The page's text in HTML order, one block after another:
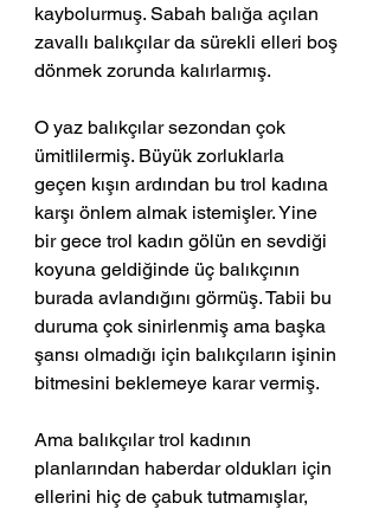
kaybolurmuş. Sabah balığa açılan
zavallı balıkçılar da sürekli elleri boş
dönmek zorunda kalırlarmış.
O yaz balıkçılar sezondan çok
ümitlilermiş. Büyük zorluklarla
geçen kışın ardından bu trol kadına
karşı önlem almak istemişler. Yine
bir gece trol kadın gölün en sevdiği
koyuna geldiğinde üç balıkçının
burada avlandığını görmüş. Tabii bu
duruma çok sinirlenmiş ama başka
şansı olmadığı için balıkçıların işinin
bitmesini beklemeye karar vermiş.
Ama balıkçılar trol kadının
planlarından haberdar oldukları için
ellerini hiç de çabuk tutmamışlar,